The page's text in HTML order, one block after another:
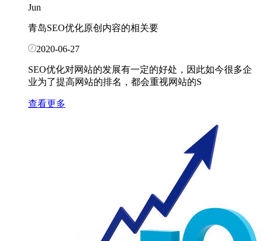
Jun
青岛SEO优化原创内容的相关要
2020-06-27
SEO优化对网站的发展有一定的好处，因此如今很多企
业为了提高网站的排名，都会重视网站的S
查看更多